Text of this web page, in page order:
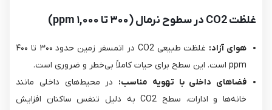
غلظت CO2 در سطوح نرمال (۳۰۰ تا ۱,۰۰۰ ppm)
هوای آزاد:
غلظت طبیعی CO2​ در اتمسفر زمین حدود ۳۰۰ تا ۴۰۰
ppm است. این سطح برای حیات کاملاً بی‌خطر و ضروری است.
فضاهای داخلی با تهویه مناسب: در محیط‌های داخلی مانند
خانه‌ها و ادارات، سطح CO2​ به دلیل تنفس ساکنان افزایش